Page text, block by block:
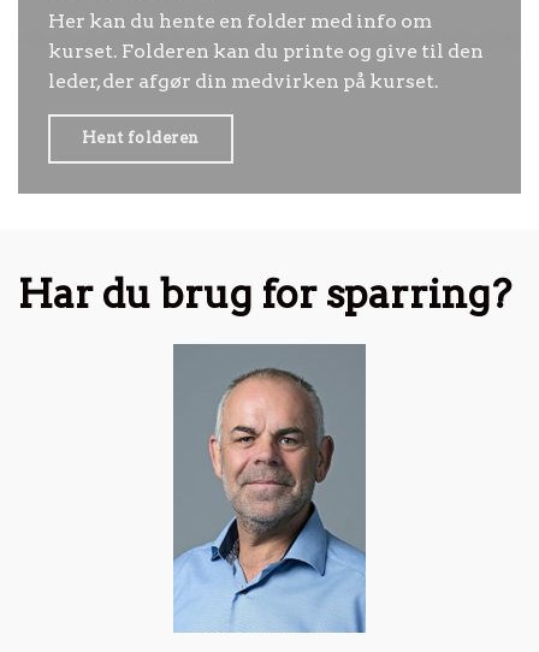
Her kan du hente en folder med info om
kurset. Folderen kan du printe og give til den
leder, der afgør din medvirken på kurset.
Hent folderen
Har du brug for sparring?